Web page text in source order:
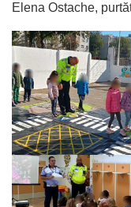
Elena Ostache,